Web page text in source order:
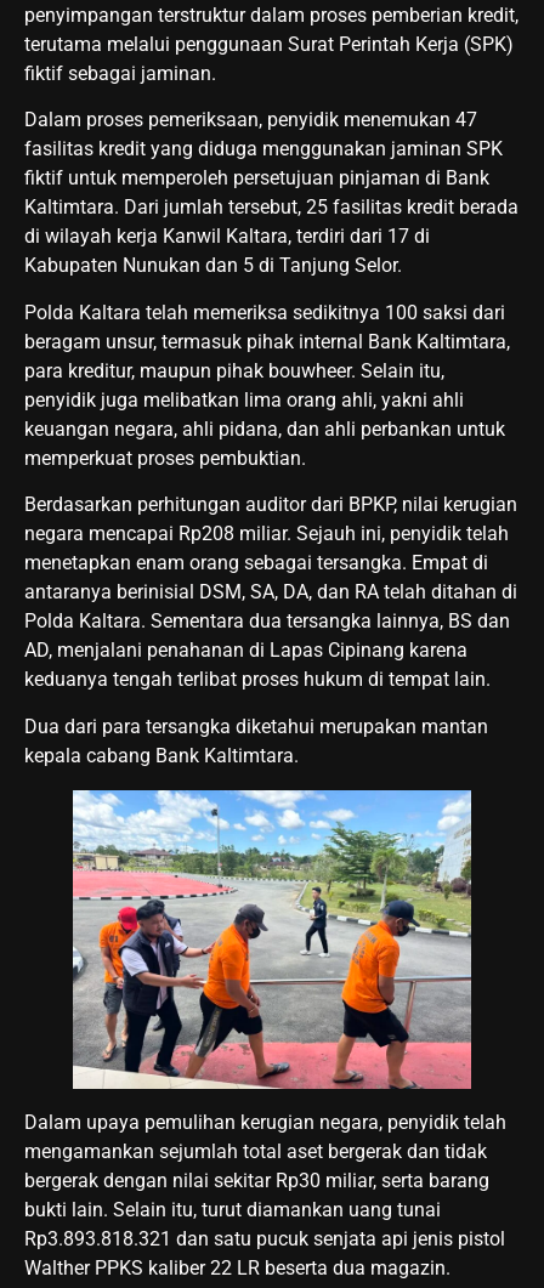
penyimpangan terstruktur dalam proses pemberian kredit,
terutama melalui penggunaan Surat Perintah Kerja (SPK)
fiktif sebagai jaminan.
Dalam proses pemeriksaan, penyidik menemukan 47
fasilitas kredit yang diduga menggunakan jaminan SPK
fiktif untuk memperoleh persetujuan pinjaman di Bank
Kaltimtara. Dari jumlah tersebut, 25 fasilitas kredit berada
di wilayah kerja Kanwil Kaltara, terdiri dari 17 di
Kabupaten Nunukan dan 5 di Tanjung Selor.
Polda Kaltara telah memeriksa sedikitnya 100 saksi dari
beragam unsur, termasuk pihak internal Bank Kaltimtara,
para kreditur, maupun pihak bouwheer. Selain itu,
penyidik juga melibatkan lima orang ahli, yakni ahli
keuangan negara, ahli pidana, dan ahli perbankan untuk
memperkuat proses pembuktian.
Berdasarkan perhitungan auditor dari BPKP, nilai kerugian
negara mencapai Rp208 miliar. Sejauh ini, penyidik telah
menetapkan enam orang sebagai tersangka. Empat di
antaranya berinisial DSM, SA, DA, dan RA telah ditahan di
Polda Kaltara. Sementara dua tersangka lainnya, BS dan
AD, menjalani penahanan di Lapas Cipinang karena
keduanya tengah terlibat proses hukum di tempat lain.
Dua dari para tersangka diketahui merupakan mantan
kepala cabang Bank Kaltimtara.
Dalam upaya pemulihan kerugian negara, penyidik telah
mengamankan sejumlah total aset bergerak dan tidak
bergerak dengan nilai sekitar Rp30 miliar, serta barang
bukti lain. Selain itu, turut diamankan uang tunai
Rp3.893.818.321 dan satu pucuk senjata api jenis pistol
Walther PPKS kaliber 22 LR beserta dua magazin.